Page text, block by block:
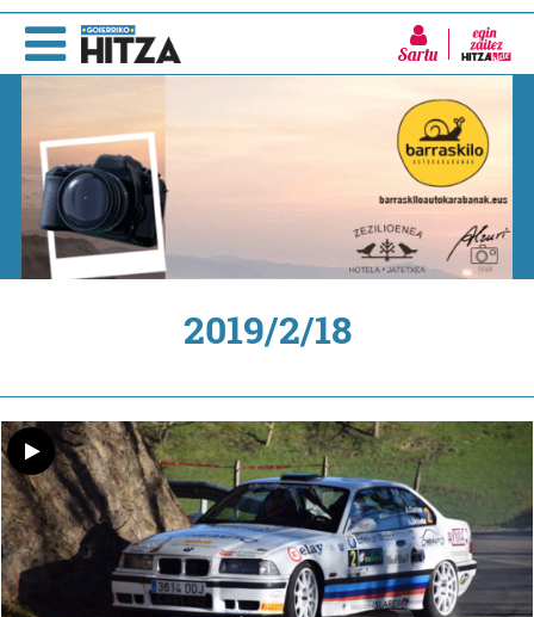
Sartu
2019/2/18